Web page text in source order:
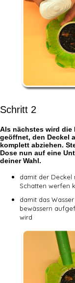
Schritt 2
Als nächstes wird die
geöffnet, den Deckel
komplett abziehen.
Dose nun auf eine
deiner Wahl.
damit der Deckel
Schatten werfen
damit das
bewässern
wird